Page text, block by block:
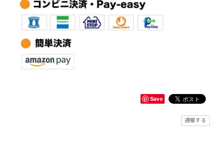
Save
通報する